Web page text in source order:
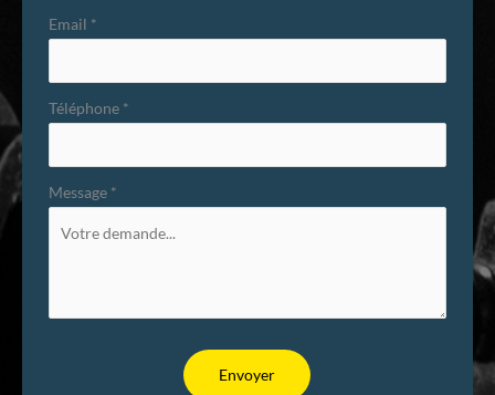
Email *
Téléphone *
Message *
Envoyer